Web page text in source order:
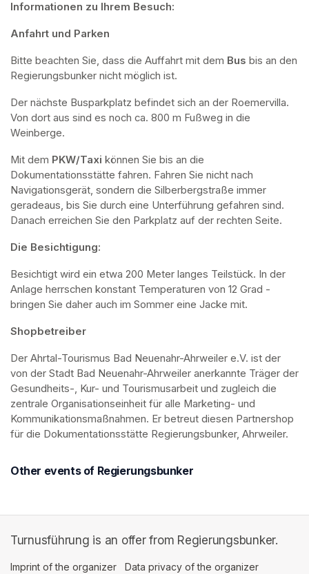
Informationen zu Ihrem Besuch:
Anfahrt und Parken
Bitte beachten Sie, dass die Auffahrt mit dem Bus bis an den
Regierungsbunker nicht möglich ist.
Der nächste Busparkplatz befindet sich an der Roemervilla.
Von dort aus sind es noch ca. 800 m Fußweg in die
Weinberge.
Mit dem PKW/Taxi können Sie bis an die
Dokumentationsstätte fahren. Fahren Sie nicht nach
Navigationsgerät, sondern die Silberbergstraße immer
geradeaus, bis Sie durch eine Unterführung gefahren sind.
Danach erreichen Sie den Parkplatz auf der rechten Seite.
Die Besichtigung:
Besichtigt wird ein etwa 200 Meter langes Teilstück. In der
Anlage herrschen konstant Temperaturen von 12 Grad -
bringen Sie daher auch im Sommer eine Jacke mit.
Shopbetreiber
Der Ahrtal-Tourismus Bad Neuenahr-Ahrweiler e.V. ist der
von der Stadt Bad Neuenahr-Ahrweiler anerkannte Träger der
Gesundheits-, Kur- und Tourismusarbeit und zugleich die
zentrale Organisationseinheit für alle Marketing- und
Kommunikationsmaßnahmen. Er betreut diesen Partnershop
für die Dokumentationsstätte Regierungsbunker, Ahrweiler.
Other events of Regierungsbunker
Turnusführung is an offer from Regierungsbunker.
Imprint of the organizer (opens in a new tab)
Data privacy of the organizer